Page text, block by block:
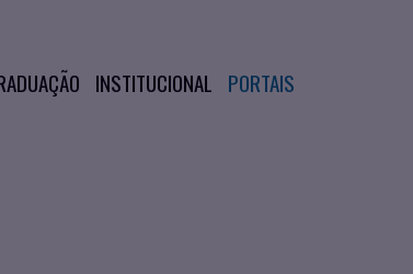
INSTITUCIONAL PORTAIS